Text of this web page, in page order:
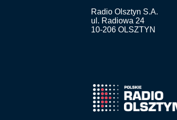
Radio Olsztyn S.A.
ul. Radiowa 24
10-206 OLSZTYN